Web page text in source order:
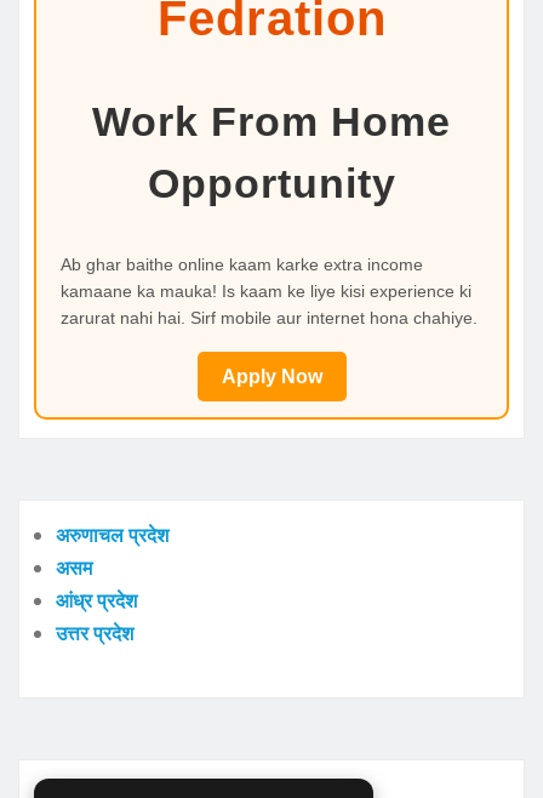
Fedration
Work From Home
Opportunity
Ab ghar baithe online kaam karke extra income
kamaane ka mauka! Is kaam ke liye kisi experience ki
zarurat nahi hai. Sirf mobile aur internet hona chahiye.
Apply Now
अरुणाचल प्रदेश
असम
आंध्र प्रदेश
उत्तर प्रदेश